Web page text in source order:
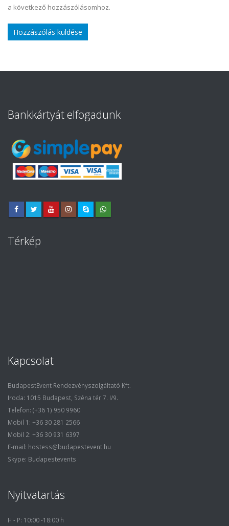
a következő hozzászólásomhoz.
Bankkártyát elfogadunk
Térkép
Kapcsolat
BudapestEvent Rendezvényszolgáltató Kft.
Iroda: 1015 Budapest, Széna tér 7. I/9.
Telefon: (+36 1) 950 9960
Mobil 1: +36 30 281 2566
Mobil 2: +36 30 931 6397
E-mail: hostess@budapestevent.hu
Skype: Budapestevents
Nyitvatartás
H - P: 10:00 -18:00 h